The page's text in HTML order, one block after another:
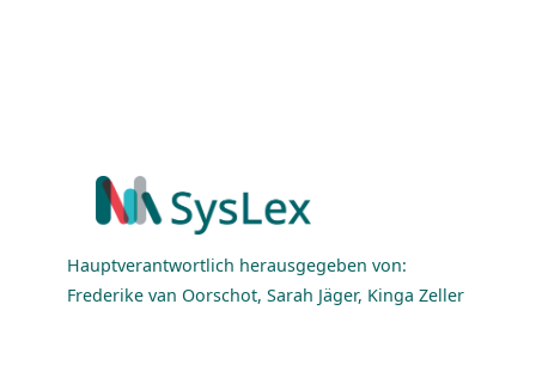
Hauptverantwortlich herausgegeben von:
Frederike van Oorschot, Sarah Jäger, Kinga Zeller